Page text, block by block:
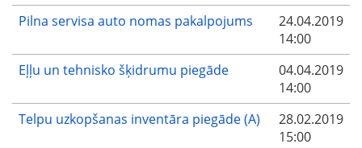
Pilna servisa auto nomas pakalpojums
24.04.2019
14:00
Eļļu un tehnisko šķidrumu piegāde
04.04.2019
14:00
Telpu uzkopšanas inventāra piegāde (A)
28.02.2019
15:00